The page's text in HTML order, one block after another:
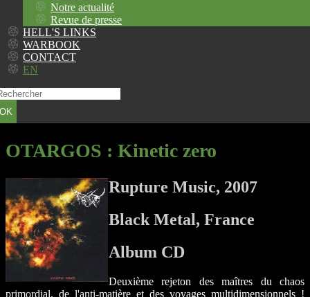
Notre actualité
Revue de presse
HELL'S LINKS
WARBOOK
CONTACT
EN
OK
OTARGOS : Kinetic zero
Rupture Music, 2007
Black Metal, France
Album CD
Deuxième rejeton des maîtres du chaos
primordial, de l'anti-matière et des voyages multidimensionnels !